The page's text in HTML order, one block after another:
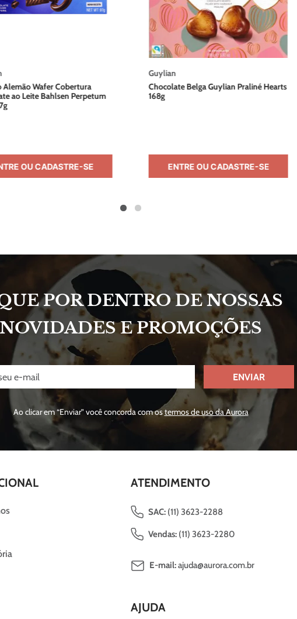
Alemão Wafer Cobertura
ao Leite Bahlsen Perpetum
OU CADASTRE-SE
Guylian
Chocolate Belga Guylian Praliné Hearts
168g
ENTRE OU CADASTRE-SE
POR DENTRO DE NOSSAS
NOVIDADES E PROMOÇÕES
ENVIAR
Ao clicar em “Enviar” você concorda com ostermos de uso da Aurora
ATENDIMENTO
SAC:(11) 3623-2288
Vendas:(11) 3623-2280
E-mail:ajuda@aurora.com.br
AJUDA